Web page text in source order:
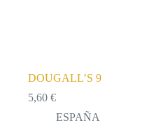
DOUGALL’S 9
5,60 €
ESPAÑA